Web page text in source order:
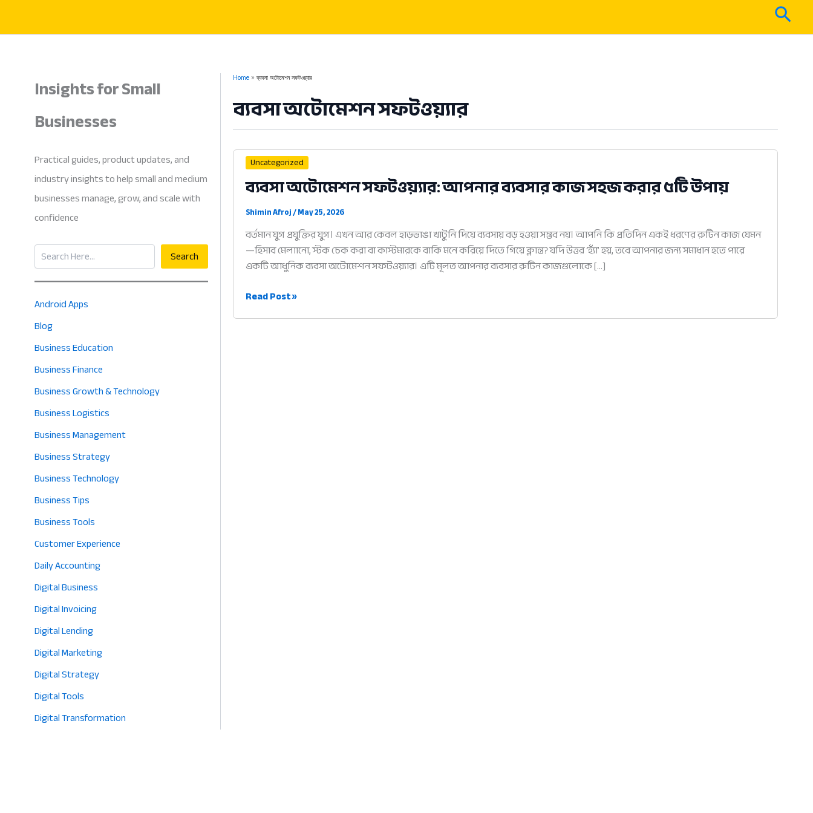
content
Insights for Small
Businesses
Practical guides, product updates, and
industry insights to help small and medium
businesses manage, grow, and scale with
confidence
Search Search
Android Apps
Blog
Business Education
Business Finance
Business Growth & Technology
Business Logistics
Business Management
Business Strategy
Business Technology
Business Tips
Business Tools
Customer Experience
Daily Accounting
Digital Business
Digital Invoicing
Digital Lending
Digital Marketing
Digital Strategy
Digital Tools
Digital Transformation
Home ব্যবসা অটোমেশন সফটওয়্যার
ব্যবসা অটোমেশন সফটওয়্যার
Uncategorized
ব্যবসা অটোমেশন সফটওয়্যার: আপনার ব্যবসার কাজ সহজ করার ৫টি উপায়
Shimin Afroj/May 25, 2026
বর্তমান যুগ প্রযুক্তির যুগ। এখন আর কেবল হাড়ভাঙা খাটুনি দিয়ে ব্যবসায় বড় হওয়া সম্ভব নয়। আপনি কি প্রতিদিন একই ধরণের রুটিন কাজ যেমন
—হিসাব মেলাানো, স্টক চেক করা বা কাস্টমারকে বাকি মনে করিয়ে দিতে গিয়ে ক্লান্ত? যদি উত্তর ‘হ্যাঁ’ হয়, তবে আপনার জন্য সমাধান হতে পারে
একটি আধুনিক ব্যবসা অটোমেশন সফটওয়্যার। এটি মূলত আপনার ব্যবসার রুটিন কাজগুলোকে […]
ব্যবসা
Read Post »